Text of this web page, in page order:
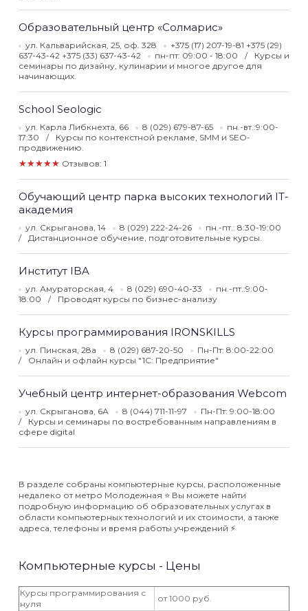
Образовательный центр «Солмарис»
ул. Кальварийская, 25, оф. 328
+375 (17) 207-19-81 +375 (29)
637-43-42 +375 (33) 637-43-42
пн-пт: 09:00 - 18:00
Курсы и
семинары по дизайну, кулинарии и многое другое для
начинающих.
School Seologic
ул. Карла Либкнехта, 66 8 (029) 679-87-65
пн.-вт.:9:00-
17:30
Курсы по контекстной рекламе, SMM и SEO-
продвижению.
★★★★★ Отзывов: 1
Обучающий центр парка высоких технологий IT-
академия
ул. Скрыганова, 14 8 (029) 222-24-26
пн.-пт.: 8:30-19:00
Дистанционное обучение, подготовительные курсы.
Институт IBA
ул. Амураторская, 4 8 (029) 690-40-33
пн.-пт.:9:00-
18:00
Проводят курсы по бизнес-анализу
Курсы программирования IRONSKILLS
ул. Пинская, 28а 8 (029) 687-20-50
Пн-Пт: 8:00-22:00
Онлайн и офлайн курсы "1С: Предприятие"
Учебный центр интернет-образования Webcom
ул. Скрыганова, 6А 8 (044) 711-11-97
Пн-Пт: 9:00-18:00
Курсы и семинары по востребованным направлениям в
сфере digital
В разделе собраны компьютерные курсы, расположенные
недалеко от метро Молодежная ⭐️ Вы можете найти
подробную информацию об образовательных услугах в
области компьютерных технологий и их стоимости, а также
адреса, телефоны и время работы учреждений ⚡️
Компьютерные курсы - Цены
Курсы программирования с
нуля
от 1000 руб.